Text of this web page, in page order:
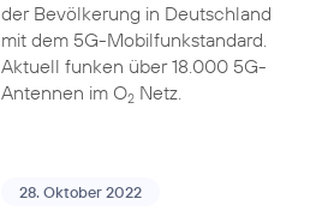
der Bevölkerung in Deutschland
mit dem 5G-Mobilfunkstandard.
Aktuell funken über 18.000 5G-
Antennen im O2Netz.
28. Oktober 2022